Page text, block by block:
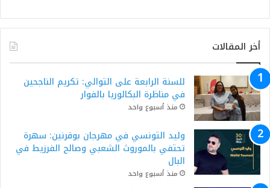
أخر المقالات
للسنة الرابعة على التوالي: تكريم الناجحين
في مناظرة البكالوريا بالفوار
منذ أسبوع واحد
وليد التونسي في مهرجان بوقرنين: سهرة
تحتفي بالموروث الشعبي وصالح الفرزيط في
البال
منذ أسبوع واحد